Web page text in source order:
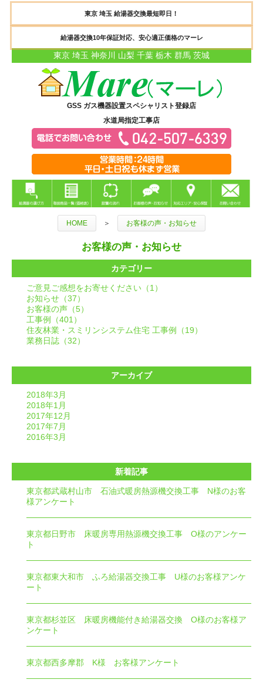
東京 埼玉 給湯器交換最短即日！
給湯器交換10年保証対応、安心適正価格のマーレ
東京 埼玉 神奈川 山梨 千葉 栃木 群馬 茨城
GSS ガス機器設置スペシャリスト登録店
水道局指定工事店
HOME ＞ お客様の声・お知らせ
お客様の声・お知らせ
カテゴリー
ご意見ご感想をお寄せください（1）
お知らせ（37）
お客様の声（5）
工事例（401）
住友林業・スミリンシステム住宅 工事例（19）
業務日誌（32）
アーカイブ
2018年3月
2018年1月
2017年12月
2017年7月
2016年3月
新着記事
東京都武蔵村山市 石油式暖房熱源機交換工事 N様のお客
様アンケート
東京都日野市 床暖房専用熱源機交換工事 O様のアンケー
ト
東京都東大和市 ふろ給湯器交換工事 U様のお客様アンケ
ート
東京都杉並区 床暖房機能付き給湯器交換 O様のお客様ア
ンケート
東京都西多摩郡 K様 お客様アンケート